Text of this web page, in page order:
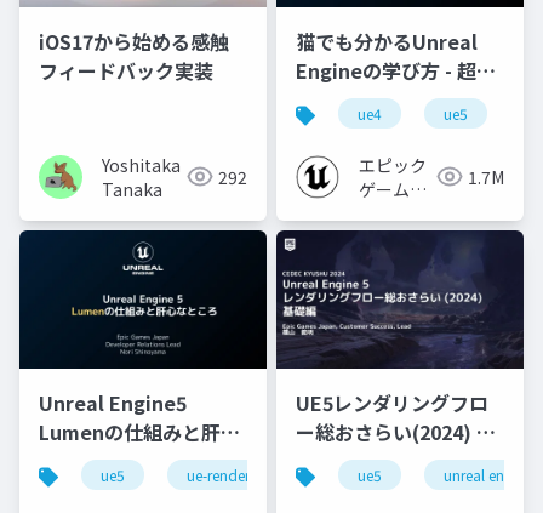
iOS17から始める感触
フィードバック実装
Yoshitaka
Tanaka
292
猫でも分かるUnreal
Engineの学び方 - 超初
心者向け編 - 2023 v1.0
ue4 ue5
エピック
ゲームズ
1.7M
Unreal Engine5
Lumenの仕組みと肝心
なところ
ue5 ue-rendering ue-lumen
UE5レンダリングフロ
ー総おさらい(2024) 基
礎編！
[CEDEC+KYUSHU
ue5 unreal engine